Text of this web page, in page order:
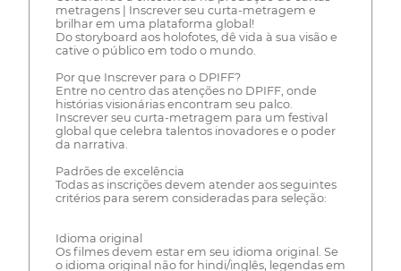
metragens | Inscrever seu curta-metragem e
brilhar em uma plataforma global!
Do storyboard aos holofotes, dê vida à sua visão e
cative o público em todo o mundo.
Por que Inscrever para o DPIFF?
Entre no centro das atenções no DPIFF, onde
histórias visionárias encontram seu palco.
Inscrever seu curta-metragem para um festival
global que celebra talentos inovadores e o poder
da narrativa.
Padrões de excelência
Todas as inscrições devem atender aos seguintes
critérios para serem consideradas para seleção:
Idioma original
Os filmes devem estar em seu idioma original. Se
o idioma original não for hindi/inglês, legendas em